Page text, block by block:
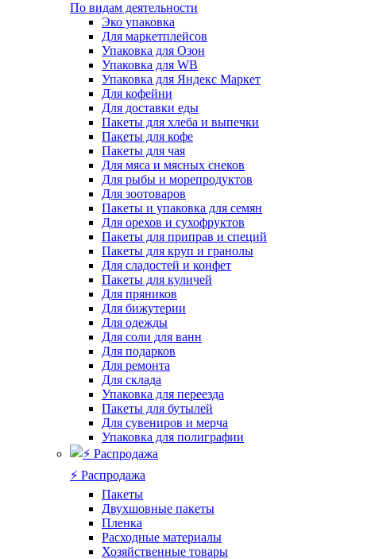
По видам деятельности
Эко упаковка
Для маркетплейсов
Упаковка для Озон
Упаковка для WB
Упаковка для Яндекс Маркет
Для кофейни
Для доставки еды
Пакеты для хлеба и выпечки
Пакеты для кофе
Пакеты для чая
Для мяса и мясных снеков
Для рыбы и морепродуктов
Для зоотоваров
Пакеты и упаковка для семян
Для орехов и сухофруктов
Пакеты для приправ и специй
Пакеты для круп и гранолы
Для сладостей и конфет
Пакеты для куличей
Для пряников
Для бижутерии
Для одежды
Для соли для ванн
Для подарков
Для ремонта
Для склада
Упаковка для переезда
Пакеты для бутылей
Для сувениров и мерча
Упаковка для полиграфии
⚡️ Распродажа
Пакеты
Двухшовные пакеты
Пленка
Расходные материалы
Хозяйственные товары